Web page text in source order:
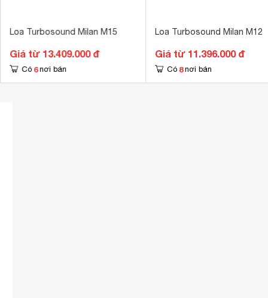
Loa Turbosound Milan M15
Giá từ 13.409.000 đ
Có 6 nơi bán
Loa Turbosound Milan M12
Giá từ 11.396.000 đ
Có 8 nơi bán